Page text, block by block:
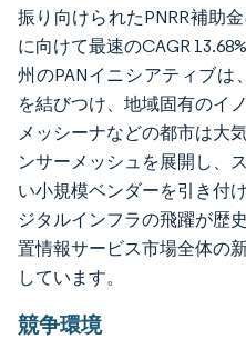
振り向けられたPNRR補助
に向けて最速のCAGR
州のPANイニシアティブは
を結びつけ、地域固有のイ
メッシーナなどの都市は大
ンサーメッシュを展開し、
い小規模ベンダーを引き付
ジタルインフラの飛躍が歴
置情報サービス市場全体の
しています。
競争環境